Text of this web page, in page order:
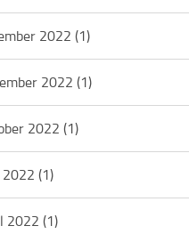
2022(1)
2022(1)
2022(1)
2022(1)
2022(1)